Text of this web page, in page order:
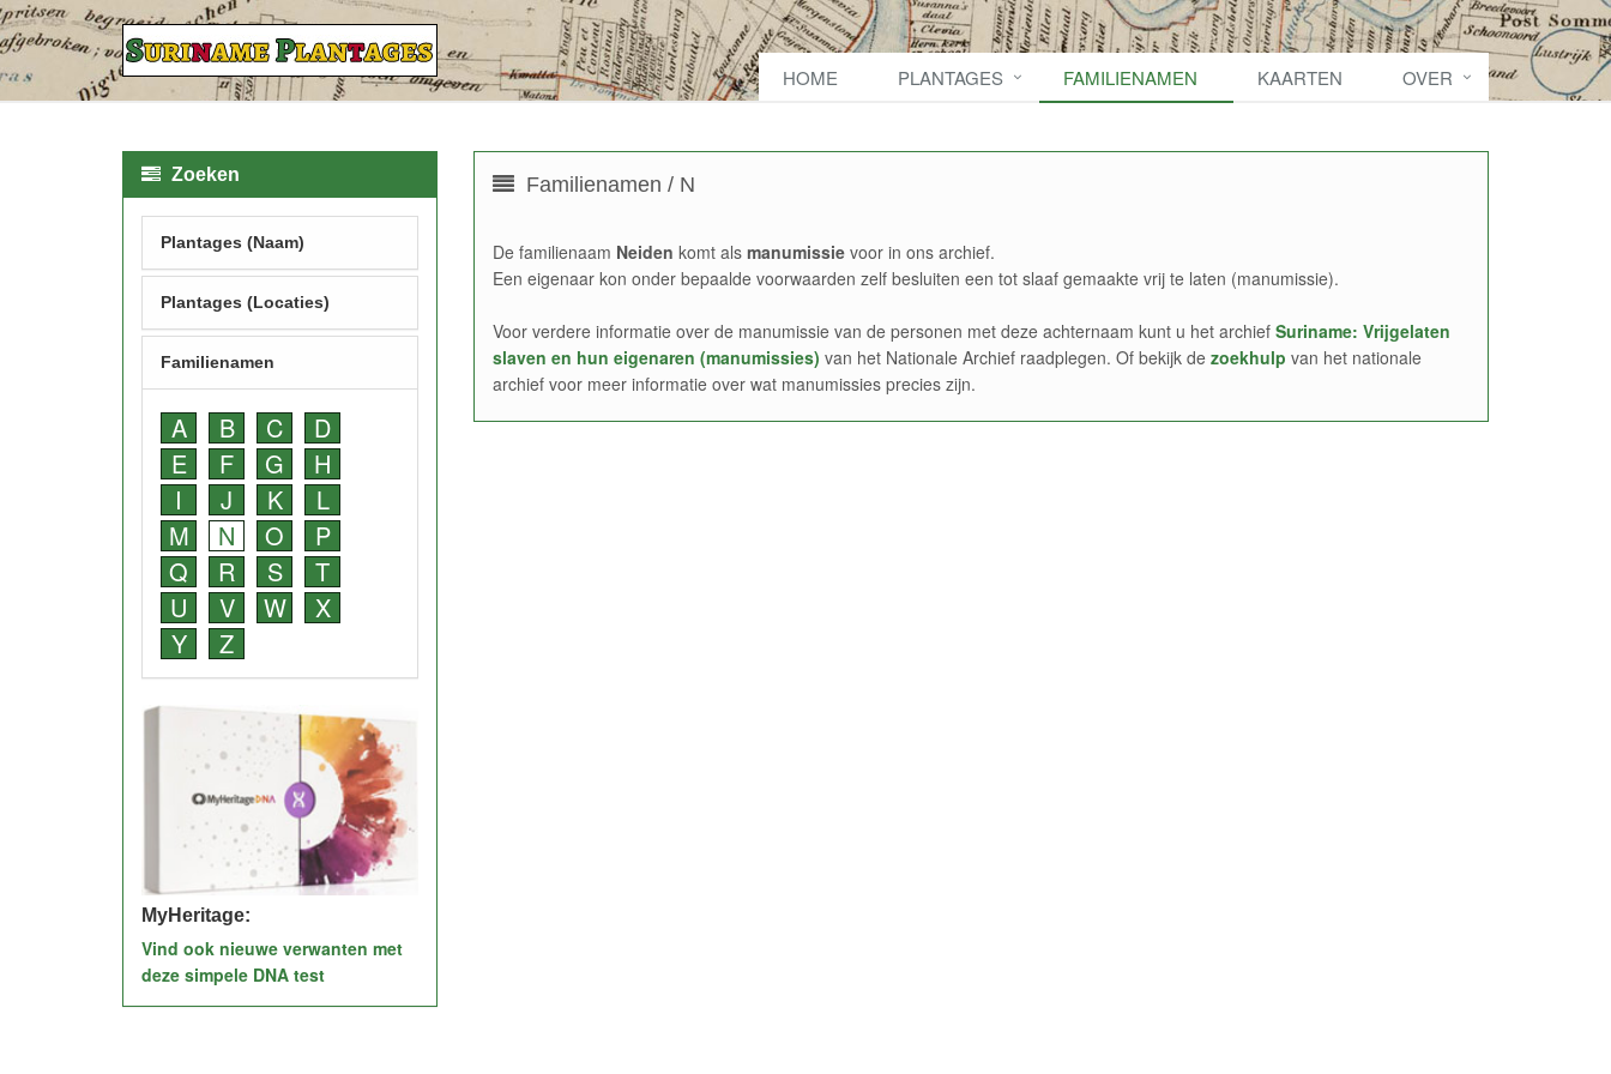
HOME PLANTAGES FAMILIENAMEN KAARTEN OVER
Familienamen / N
De familienaam Neiden komt als manumissievoor in ons archief.
Een eigenaar kon onder bepaalde voorwaarden zelf besluiten een tot slaaf gemaakte vrij te laten (manumissie).
Voor verdere informatie over de manumissie van de personen met deze achternaam kunt u het archief Suriname: Vrijgelaten
slaven en hun eigenaren (manumissies) van het Nationale Archief raadplegen. Of bekijk de zoekhulp van het nationale
archief voor meer informatie over wat manumissies precies zijn.
Zoeken
Plantages (Naam)
Plantages (Locaties)
Familienamen
A B C
D
E
F G
H
I
J K
L
M
N O
P
Q
R S
T
U
V W
X
Y
Z
MyHeritage:
Vind ook nieuwe verwanten met
deze simpele DNA test